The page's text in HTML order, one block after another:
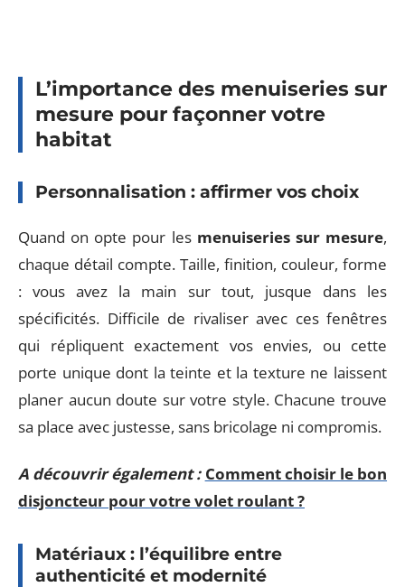
L’importance des menuiseries sur
mesure pour façonner votre
habitat
Personnalisation : affirmer vos choix
Quand on opte pour les menuiseries sur mesure,
chaque détail compte. Taille, finition, couleur, forme
: vous avez la main sur tout, jusque dans les
spécificités. Difficile de rivaliser avec ces fenêtres
qui répliquent exactement vos envies, ou cette
porte unique dont la teinte et la texture ne laissent
planer aucun doute sur votre style. Chacune trouve
sa place avec justesse, sans bricolage ni compromis.
A découvrir également : Comment choisir le bon
disjoncteur pour votre volet roulant ?
Matériaux : l’équilibre entre
authenticité et modernité